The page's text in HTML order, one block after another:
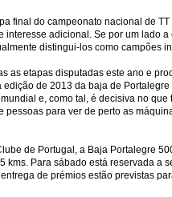
final do campeonato nacional de
interesse adicional. Se por um lado
distingui-los como campões
as etapas disputadas este ano e
de 2013 da baja de
e, como tal, é decisiva no
pessoas para ver de perto as
de Portugal, a Baja Portalegre
kms. Para sábado está reservada a
de prémios estão previstas